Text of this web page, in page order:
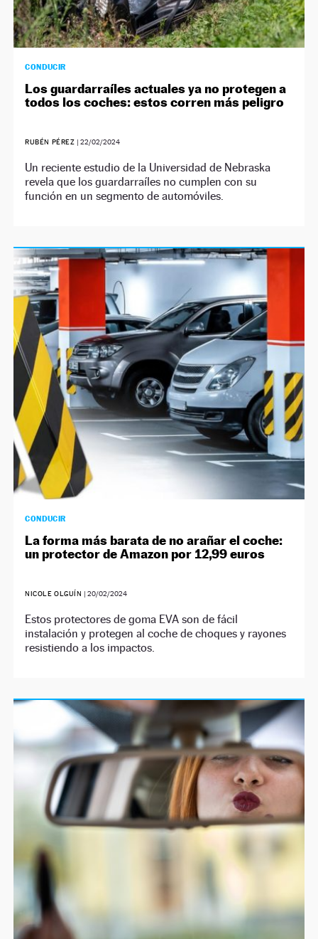
CONDUCIR
Los guardarraíles actuales ya no protegen a
todos los coches: estos corren más peligro
RUBÉN PÉREZ |22/02/2024
Un reciente estudio de la Universidad de Nebraska
revela que los guardarraíles no cumplen con su
función en un segmento de automóviles.
CONDUCIR
La forma más barata de no arañar el coche:
un protector de Amazon por 12,99 euros
NICOLE OLGUÍN |20/02/2024
Estos protectores de goma EVA son de fácil
instalación y protegen al coche de choques y rayones
resistiendo a los impactos.